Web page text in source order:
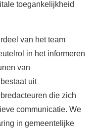
toegankelijkheid
van het team
in het informeren
van
uit
die zich
communicatie. We
in gemeentelijke